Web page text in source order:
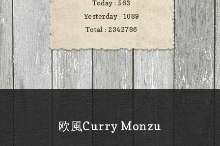
Today : 563
Yesterday : 1089
Total : 2342786
欧風Curry Monzu